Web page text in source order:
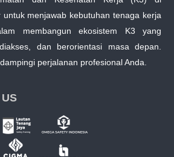
untuk menjawab kebutuhan tenaga kerja
membangun ekosistem K3 yang
dan berorientasi masa depan.
perjalanan profesional Anda.